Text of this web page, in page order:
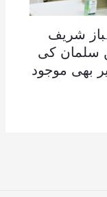
شریف
سلمان کی
بھی موجود